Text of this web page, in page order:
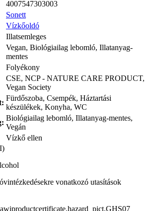
4007547303003
Sonett
Vízkőoldó
Illatsemleges
Vegan, Biológiailag lebomló, Illatanyag-
mentes
Folyékony
CSE, NCP - NATURE CARE PRODUCT,
Vegan Society
Fürdőszoba, Csempék, Háztartási
készülékek, Konyha, WC
Biológiailag lebomló, Illatanyag-mentes,
Vegán
Vízkő ellen
vonatkozó utasítások